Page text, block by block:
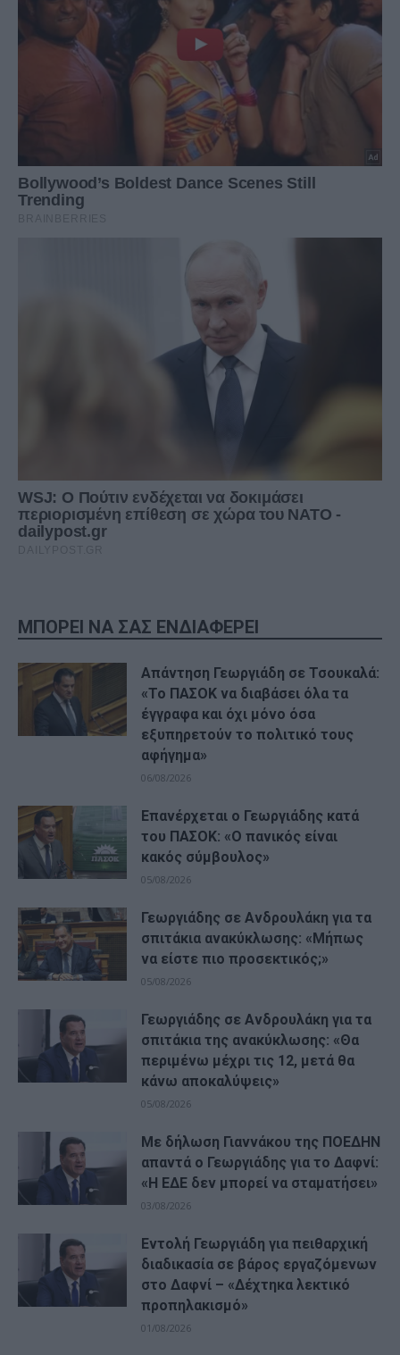
ΜΠΟΡΕΙ ΝΑ ΣΑΣ ΕΝΔΙΑΦΕΡΕΙ
Απάντηση Γεωργιάδη σε Τσουκαλά:
«Το ΠΑΣΟΚ να διαβάσει όλα τα
έγγραφα και όχι μόνο όσα
εξυπηρετούν το πολιτικό τους
αφήγημα»
06/08/2026
Επανέρχεται ο Γεωργιάδης κατά
του ΠΑΣΟΚ: «Ο πανικός είναι
κακός σύμβουλος»
05/08/2026
Γεωργιάδης σε Ανδρουλάκη για τα
σπιτάκια ανακύκλωσης: «Μήπως
να είστε πιο προσεκτικός;»
05/08/2026
Γεωργιάδης σε Ανδρουλάκη για τα
σπιτάκια της ανακύκλωσης: «Θα
περιμένω μέχρι τις 12, μετά θα
κάνω αποκαλύψεις»
05/08/2026
Με δήλωση Γιαννάκου της ΠΟΕΔΗΝ
απαντά ο Γεωργιάδης για το Δαφνί:
«Η ΕΔΕ δεν μπορεί να σταματήσει»
03/08/2026
Εντολή Γεωργιάδη για πειθαρχική
διαδικασία σε βάρος εργαζόμενων
στο Δαφνί – «Δέχτηκα λεκτικό
προπηλακισμό»
01/08/2026